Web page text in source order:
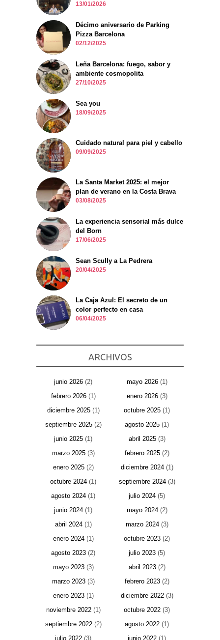
13/01/2026
Décimo aniversario de Parking
Pizza Barcelona
02/12/2025
Leña Barcelona: fuego, sabor y
ambiente cosmopolita
27/10/2025
Sea you
18/09/2025
Cuidado natural para piel y cabello
09/09/2025
La Santa Market 2025: el mejor
plan de verano en la Costa Brava
03/08/2025
La experiencia sensorial más dulce
del Born
17/06/2025
Sean Scully a La Pedrera
20/04/2025
La Caja Azul: El secreto de un
color perfecto en casa
06/04/2025
ARCHIVOS
junio 2026 (2) mayo 2026(1)
febrero 2026(1) enero 2026(3)
diciembre 2025(1) octubre 2025 (1)
septiembre 2025(2) agosto 2025 (1)
junio 2025 (1) abril 2025(3)
marzo 2025(3) febrero 2025(2)
enero 2025(2) diciembre 2024(1)
octubre 2024 (1) septiembre 2024(3)
agosto 2024 (1) julio 2024 (5)
junio 2024 (1) mayo 2024(2)
abril 2024(1) marzo 2024(3)
enero 2024(1) octubre 2023 (2)
agosto 2023 (2) julio 2023 (5)
mayo 2023(3) abril 2023(2)
marzo 2023(3) febrero 2023(2)
enero 2023(1) diciembre 2022(3)
noviembre 2022(1) octubre 2022 (3)
septiembre 2022(2) agosto 2022 (1)
julio 2022 (3) junio 2022 (1)